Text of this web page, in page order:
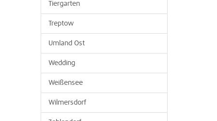
Tiergarten
Treptow
Umland Ost
Wedding
Weißensee
Wilmersdorf